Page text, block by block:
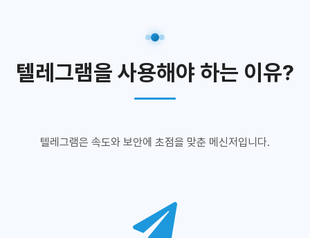
텔레그램을 사용해야 하는 이유?
텔레그램은 속도와 보안에 초점을 맞춘 메신저입니다.